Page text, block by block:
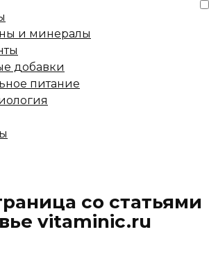
и минералы
добавки
питание
со статьями
vitaminic.ru